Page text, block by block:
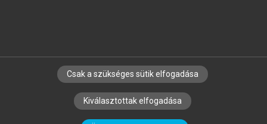
SZERZŐKNEK CÉGEKNEK KÖNYVTÁROSOKNAK
SZERKESZTÉSI ÉS LEKTORÁLÁSI ALAPELVEK
Csak a szükséges sütik elfogadása
Kiválasztottak elfogadása